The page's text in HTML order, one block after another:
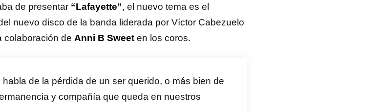
de presentar “Lafayette”, el nuevo tema es el
nuevo disco de la banda liderada por Víctor Cabezuelo
colaboración de Anni B Sweet en los coros.
habla de la pérdida de un ser querido, o más bien de
y compañía que queda en nuestros